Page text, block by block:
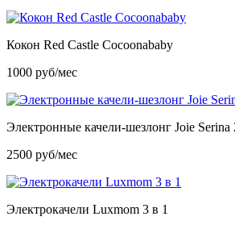
Кокон Red Castle Cocoonababy
1000 руб/мес
Электронные качели-шезлонг Joie Serina
2500 руб/мес
Электрокачели Luxmom 3 в 1